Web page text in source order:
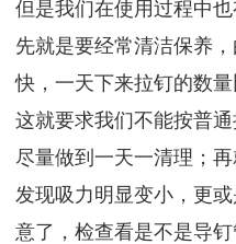
但是我们在使用过程中
先就是要经常清洁保养
快，一天下来拉钉的数
这就要求我们不能按普
尽量做到一天一清理；
发现吸力明显变小，更
意了，检查看是不是导